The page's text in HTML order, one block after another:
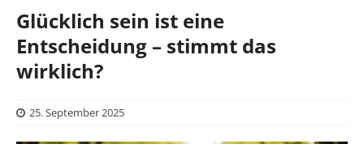
Glücklich sein ist eine
Entscheidung – stimmt das
wirklich?
25. September 2025